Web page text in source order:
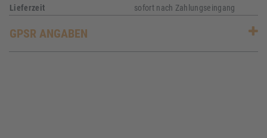
Lieferzeit
sofort nach Zahlungseingang
GPSR ANGABEN